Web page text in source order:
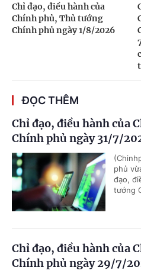
Chỉ đạo, điều hành của
Chính phủ, Thủ tướng
Chính phủ ngày 1/8/2026
ĐỌC THÊM
Chỉ đạo, điều hành của
Chính phủ ngày 31/7/
phủ
đạo,
tướng
Chỉ đạo, điều hành của
Chính phủ ngày 29/7/